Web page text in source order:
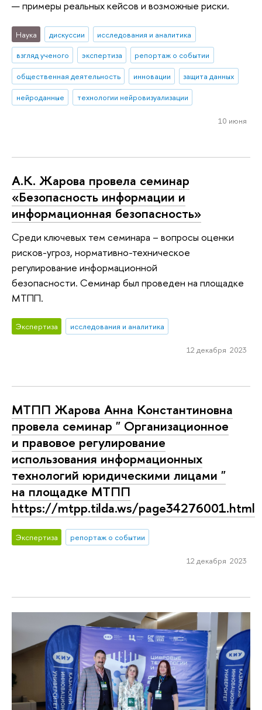
— примеры реальных кейсов и возможные риски.
Наука дискуссии
исследования и аналитика
взгляд ученого
экспертиза
репортаж о событии
общественная деятельность
инновации
защита данных
нейроданные
технологии нейровизуализации
10 июня
А.К. Жарова провела семинар
«Безопасность информации и
информационная безопасность»
Среди ключевых тем семинара – вопросы оценки
рисков-угроз, нормативно-техническое
регулирование информационной
безопасности. Семинар был проведен на площадке
МТПП.
Экспертиза исследования и аналитика
12 декабря 2023
МТПП Жарова Анна Константиновна
провела семинар " Организационное
и правовое регулирование
использования информационных
технологий юридическими лицами "
на площадке МТПП
https://mtpp.tilda.ws/page34276001.html
Экспертиза репортаж о событии
12 декабря 2023